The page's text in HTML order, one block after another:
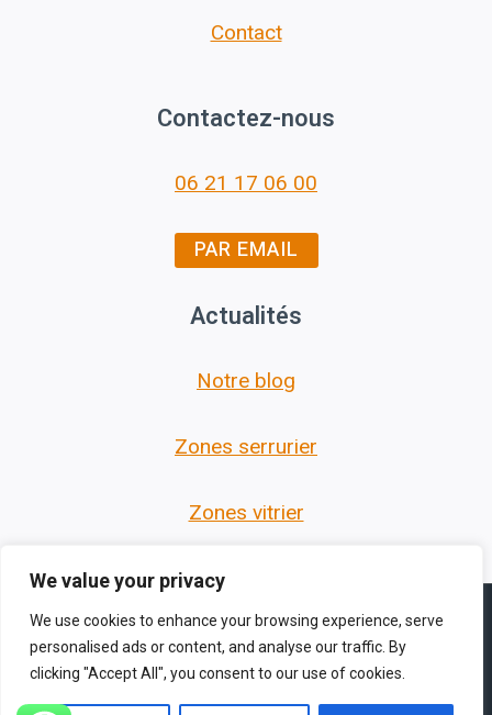
We value your privacy
We use cookies to enhance your browsing experience, serve
personalised ads or content, and analyse our traffic. By
clicking "Accept All", you consent to our use of cookies.
Contact
Contactez-nous
06 21 17 06 00
PAR EMAIL
Actualités
Notre blog
Zones serrurier
Zones vitrier
© 2026 Les Serruriers des Hauts de France -